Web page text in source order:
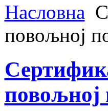
Насловна
повољној
повољној